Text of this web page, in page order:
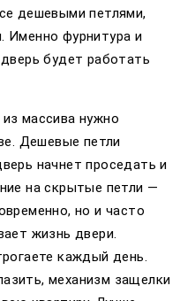
дешевыми петлями,
Именно фурнитура и
будет работать
массива нужно
Дешевые петли
начнет проседать и
на скрытые петли —
но и часто
жизнь двери.
каждый день.
механизм защелки